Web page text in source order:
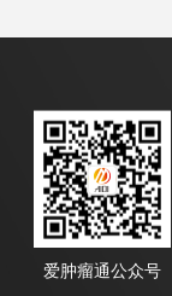
爱肿瘤通公众号